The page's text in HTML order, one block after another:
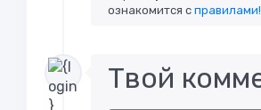
ознакомится справилами!